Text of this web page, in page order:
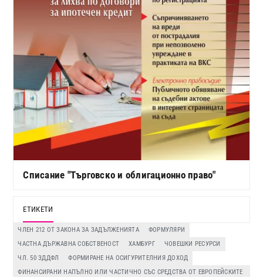
Списание "Търговско и облигационно право"
ЕТИКЕТИ
ЧЛЕН 212 ОТ ЗАКОНА ЗА ЗАДЪЛЖЕНИЯТА
ФОРМУЛЯРИ
ЧАСТНА ДЪРЖАВНА СОБСТВЕНОСТ
ХАМБУРГ
ЧОВЕШКИ РЕСУРСИ
ЧЛ. 50 ЗДДФЛ
ФОРМИРАНЕ НА ОСИГУРИТЕЛНИЯ ДОХОД
ФИНАНСИРАНИ НАПЪЛНО ИЛИ ЧАСТИЧНО СЪС СРЕДСТВА ОТ ЕВРОПЕЙСКИТЕ